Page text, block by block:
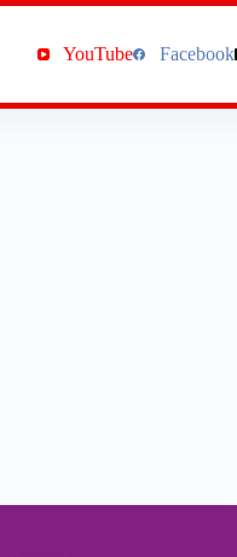
YouTube Facebook